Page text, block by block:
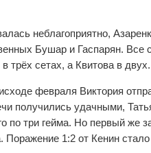
неблагоприятно,
Бушар и Гаспарян. Все
трёх сетах, а Квитова в двух.
февраля Виктория
получились удачными,
по три гейма. Но первый же
1:2 от Кенин